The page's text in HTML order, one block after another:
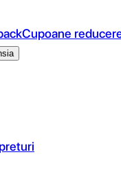
Cupoane